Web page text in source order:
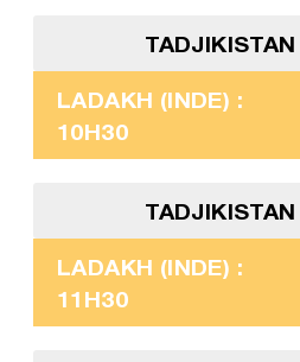
LADAKH (INDE) :
10H30
LADAKH (INDE) :
11H30